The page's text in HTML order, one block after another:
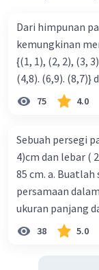
Dari himpunan
kemungkinan merupakan ko-
{(1, 1), (2, 2), (3, 3), (4,4)} b. {(1, 2), (2, 3), (3,
75 4.0
Sebuah persegi
4)cm dan lebar (
85 cm. a.
persamaan
ukuran panjang
38 5.0